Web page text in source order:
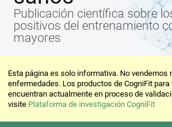
Publicación científica sobre
positivos del entrenamiento
mayores
Esta página es solo informativa. No vendemos
enfermedades. Los productos de CogniFit
encuentran actualmente en proceso de
visite Plataforma de investigación CogniFit